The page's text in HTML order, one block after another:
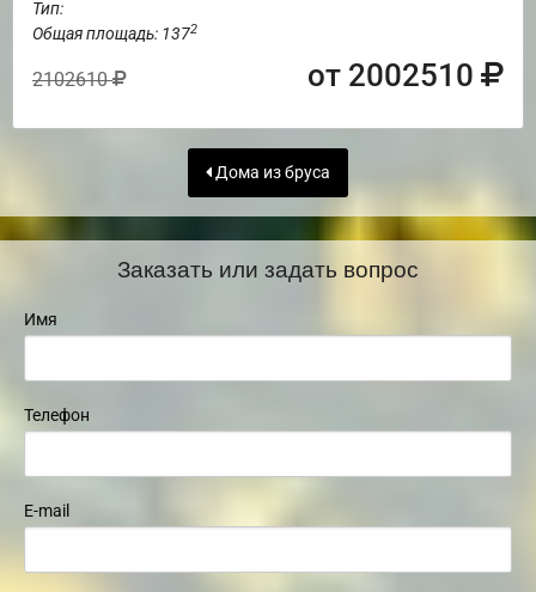
Тип:
Общая площадь: 1372
2102610 от 2002510
Дома из бруса
Заказать или задать вопрос
Имя
Телефон
E-mail